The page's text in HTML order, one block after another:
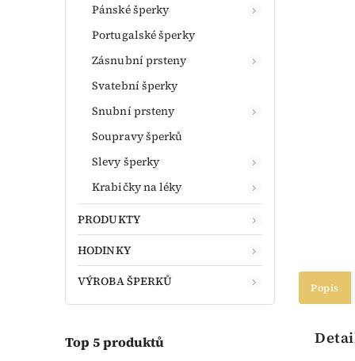
Pánské šperky
Portugalské šperky
Zásnubní prsteny
Svatební šperky
Snubní prsteny
Soupravy šperků
Slevy šperky
Krabičky na léky
PRODUKTY
HODINKY
VÝROBA ŠPERKŮ
Top 5 produktů
Popis